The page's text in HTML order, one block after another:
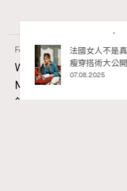
Fashion
Watches and
Mademoiselle Privé
錶與長頸鏈錶
藏的顯
別再用酒精
巧，讓你更
02.06.2025